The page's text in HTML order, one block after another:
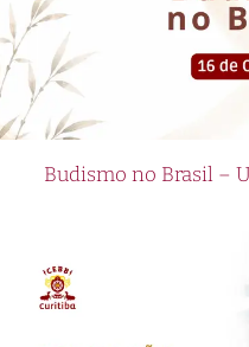
Budismo no Brasil –